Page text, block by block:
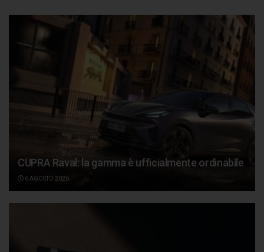
CUPRA Raval: la gamma è ufficialmente ordinabile
6 AGOSTO 2026